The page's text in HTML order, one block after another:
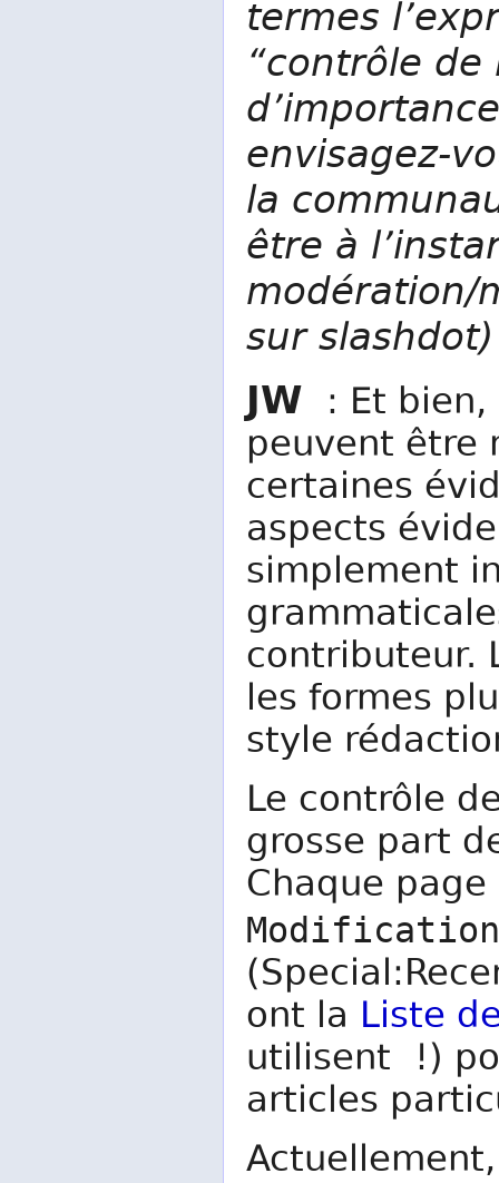
termes
“contrôle
envisagez-
la
être à
modération/
sur
JW : Et
peuvent être
certaines
aspects
simplement
contributeur.
les formes
style
Le contrôle
grosse part
Chaque
ont la Liste
utilisent !)
articles